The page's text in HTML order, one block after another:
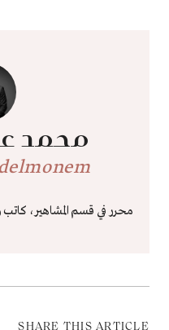
محمد
محرر في قسم المشاهير، كاتب
SHARE THIS ARTICLE